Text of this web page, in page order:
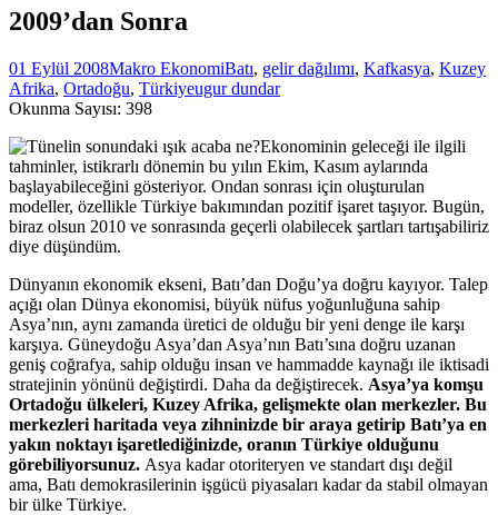
2009’dan Sonra
01 Eylül 2008Makro EkonomiBatı, gelir dağılımı, Kafkasya, Kuzey
Afrika, Ortadoğu, Türkiyeugur dundar
Okunma Sayısı: 398
Ekonominin geleceği ile ilgili
tahminler, istikrarlı dönemin bu yılın Ekim, Kasım aylarında
başlayabileceğini gösteriyor. Ondan sonrası için oluşturulan
modeller, özellikle Türkiye bakımından pozitif işaret taşıyor. Bugün,
biraz olsun 2010 ve sonrasında geçerli olabilecek şartları tartışabiliriz
diye düşündüm.
Dünyanın ekonomik ekseni, Batı’dan Doğu’ya doğru kayıyor. Talep
açığı olan Dünya ekonomisi, büyük nüfus yoğunluğuna sahip
Asya’nın, aynı zamanda üretici de olduğu bir yeni denge ile karşı
karşıya. Güneydoğu Asya’dan Asya’nın Batı’sına doğru uzanan
geniş coğrafya, sahip olduğu insan ve hammadde kaynağı ile iktisadi
stratejinin yönünü değiştirdi. Daha da değiştirecek. Asya’ya komşu
Ortadoğu ülkeleri, Kuzey Afrika, gelişmekte olan merkezler. Bu
merkezleri haritada veya zihninizde bir araya getirip Batı’ya en
yakın noktayı işaretlediğinizde, oranın Türkiye olduğunu
görebiliyorsunuz. Asya kadar otoriteryen ve standart dışı değil
ama, Batı demokrasilerinin işgücü piyasaları kadar da stabil olmayan
bir ülke Türkiye.